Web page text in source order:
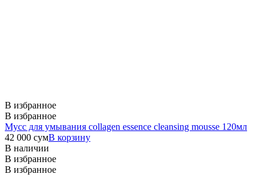
В избранное
В избранное
Мусс для умывания collagen essence cleansing mousse 120мл
42 000 сумВ корзину
В наличии
В избранное
В избранное